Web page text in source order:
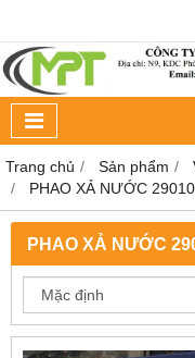
Trang chủ Sản phẩm
PHAO XẢ NƯỚC
PHAO XẢ NƯỚC